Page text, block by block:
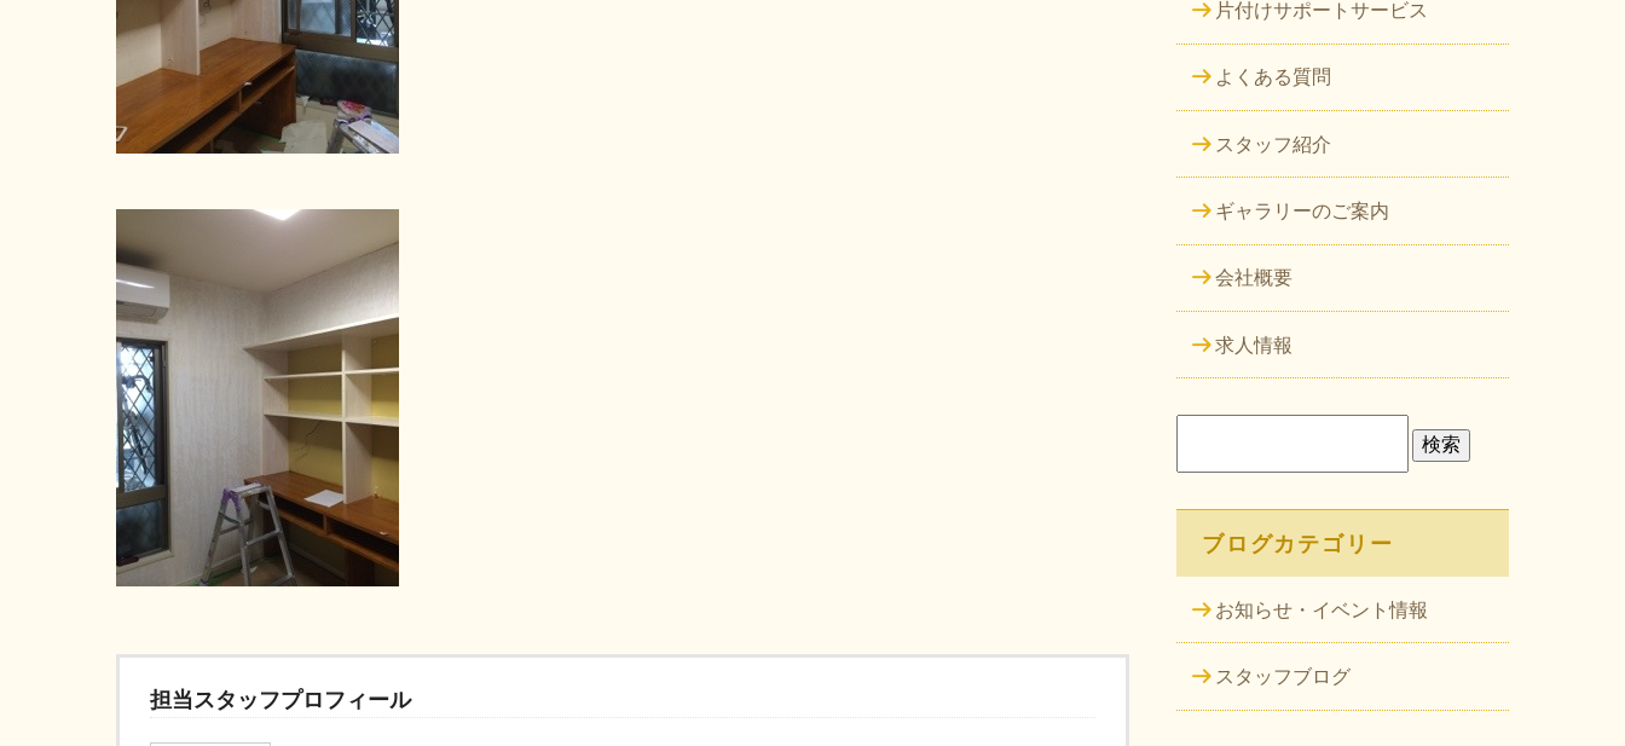
担当スタッフプロフィール
片付けサポートサービス
よくある質問
スタッフ紹介
ギャラリーのご案内
会社概要
求人情報
ブログカテゴリー
お知らせ・イベント情報
スタッフブログ